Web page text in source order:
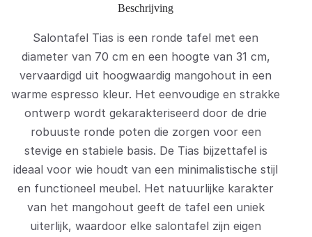
Beschrijving
Salontafel Tias is een ronde tafel met een
diameter van 70 cm en een hoogte van 31 cm,
vervaardigd uit hoogwaardig mangohout in een
warme espresso kleur. Het eenvoudige en strakke
ontwerp wordt gekarakteriseerd door de drie
robuuste ronde poten die zorgen voor een
stevige en stabiele basis. De Tias bijzettafel is
ideaal voor wie houdt van een minimalistische stijl
en functioneel meubel. Het natuurlijke karakter
van het mangohout geeft de tafel een uniek
uiterlijk, waardoor elke salontafel zijn eigen